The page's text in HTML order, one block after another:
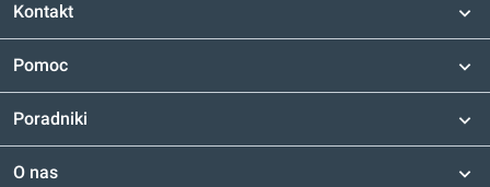
Kontakt
Pomoc
Poradniki
O nas